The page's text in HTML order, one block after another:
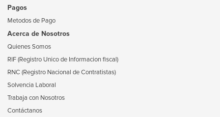
Pagos
Metodos de Pago
Acerca de Nosotros
Quienes Somos
RIF (Registro Unico de Informacion fiscal)
RNC (Registro Nacional de Contratistas)
Solvencia Laboral
Trabaja con Nosotros
Contáctanos